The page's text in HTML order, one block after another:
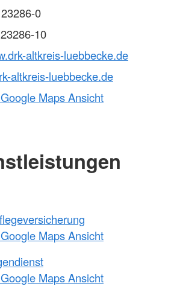
0
10
altkreis-luebbecke.de
altkreis-luebbecke.de
Maps Ansicht
Maps Ansicht
Maps Ansicht